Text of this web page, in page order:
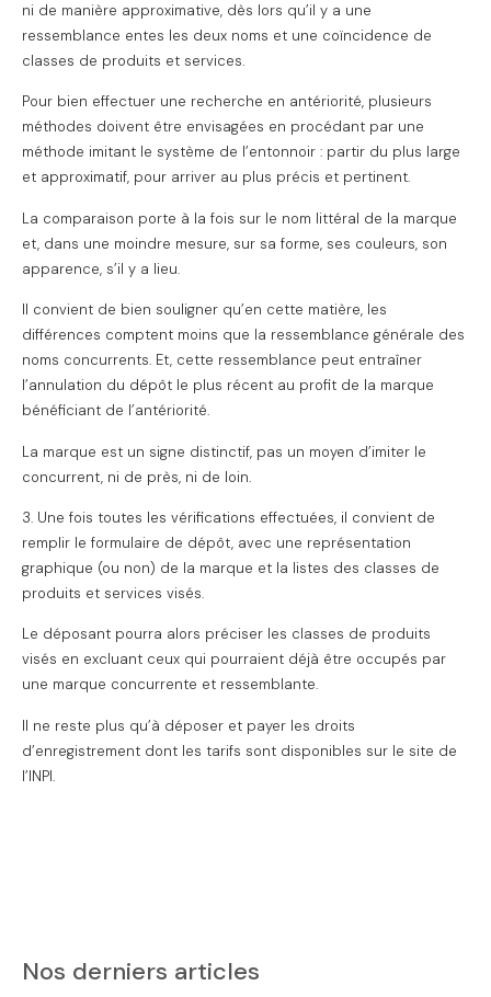
ni de manière approximative, dès lors qu’il y a une
ressemblance entes les deux noms et une coïncidence de
classes de produits et services.
Pour bien effectuer une recherche en antériorité, plusieurs
méthodes doivent être envisagées en procédant par une
méthode imitant le système de l’entonnoir : partir du plus large
et approximatif, pour arriver au plus précis et pertinent.
La comparaison porte à la fois sur le nom littéral de la marque
et, dans une moindre mesure, sur sa forme, ses couleurs, son
apparence, s’il y a lieu.
Il convient de bien souligner qu’en cette matière, les
différences comptent moins que la ressemblance générale des
noms concurrents. Et, cette ressemblance peut entraîner
l’annulation du dépôt le plus récent au profit de la marque
bénéficiant de l’antériorité.
La marque est un signe distinctif, pas un moyen d’imiter le
concurrent, ni de près, ni de loin.
3. Une fois toutes les vérifications effectuées, il convient de
remplir le formulaire de dépôt, avec une représentation
graphique (ou non) de la marque et la listes des classes de
produits et services visés.
Le déposant pourra alors préciser les classes de produits
visés en excluant ceux qui pourraient déjà être occupés par
une marque concurrente et ressemblante.
Il ne reste plus qu’à déposer et payer les droits
d’enregistrement dont les tarifs sont disponibles sur le site de
l’INPI.
Nos derniers articles